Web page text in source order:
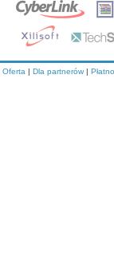
Oferta | Dla partnerów |